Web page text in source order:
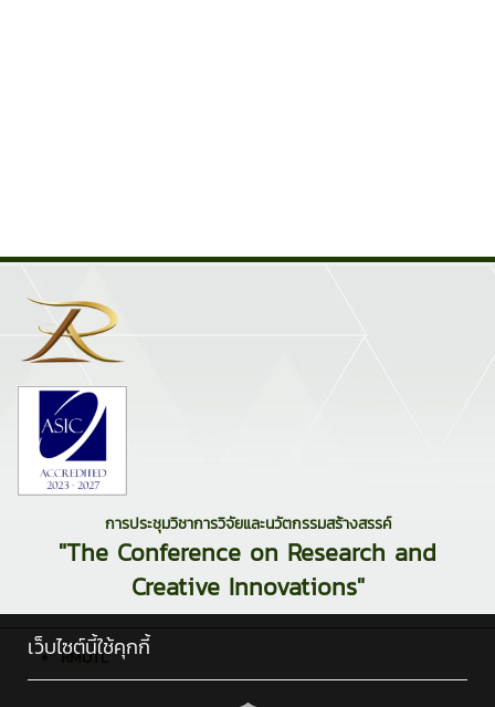
การประชุมวิชาการวิจัยและนวัตกรรมสร้างสรรค์
"The Conference on Research and
Creative Innovations"
RMUTL
เว็บไซต์นี้ใช้คุกกี้